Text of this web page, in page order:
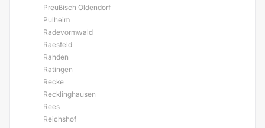
Preußisch Oldendorf
Pulheim
Radevormwald
Raesfeld
Rahden
Ratingen
Recke
Recklinghausen
Rees
Reichshof